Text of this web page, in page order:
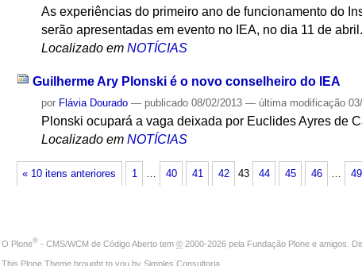
As experiências do primeiro ano de funcionamento do
serão apresentadas em evento no IEA, no dia 11 de abril.
Localizado em NOTÍCIAS
Guilherme Ary Plonski é o novo conselheiro do IEA
por Flávia Dourado — publicado 08/02/2013— última modificação
Plonski ocupará a vaga deixada por Euclides Ayres de
Localizado em NOTÍCIAS
« 10 itens anteriores 1 40 41 42 43 44 45 46 49
O Plone® - CMS/WCM de Código Aberto tem © 2000-2026 pela Fundação Plone e amigos.
This Plone Theme brought to you by Simples Consultoria